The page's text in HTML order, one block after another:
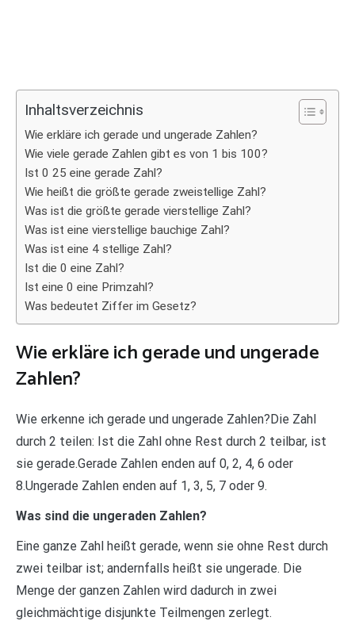
Inhaltsverzeichnis
Wie erkläre ich gerade und ungerade Zahlen?
Wie viele gerade Zahlen gibt es von 1 bis 100?
Ist 0 25 eine gerade Zahl?
Wie heißt die größte gerade zweistellige Zahl?
Was ist die größte gerade vierstellige Zahl?
Was ist eine vierstellige bauchige Zahl?
Was ist eine 4 stellige Zahl?
Ist die 0 eine Zahl?
Ist eine 0 eine Primzahl?
Was bedeutet Ziffer im Gesetz?
Wie erkläre ich gerade und ungerade
Zahlen?
Wie erkenne ich gerade und ungerade Zahlen?Die Zahl
durch 2 teilen: Ist die Zahl ohne Rest durch 2 teilbar, ist
sie gerade.Gerade Zahlen enden auf 0, 2, 4, 6 oder
8.Ungerade Zahlen enden auf 1, 3, 5, 7 oder 9.
Was sind die ungeraden Zahlen?
Eine ganze Zahl heißt gerade, wenn sie ohne Rest durch
zwei teilbar ist; andernfalls heißt sie ungerade. Die
Menge der ganzen Zahlen wird dadurch in zwei
gleichmächtige disjunkte Teilmengen zerlegt.